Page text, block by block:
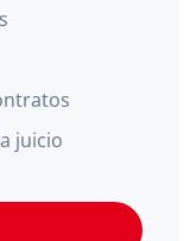
juicio